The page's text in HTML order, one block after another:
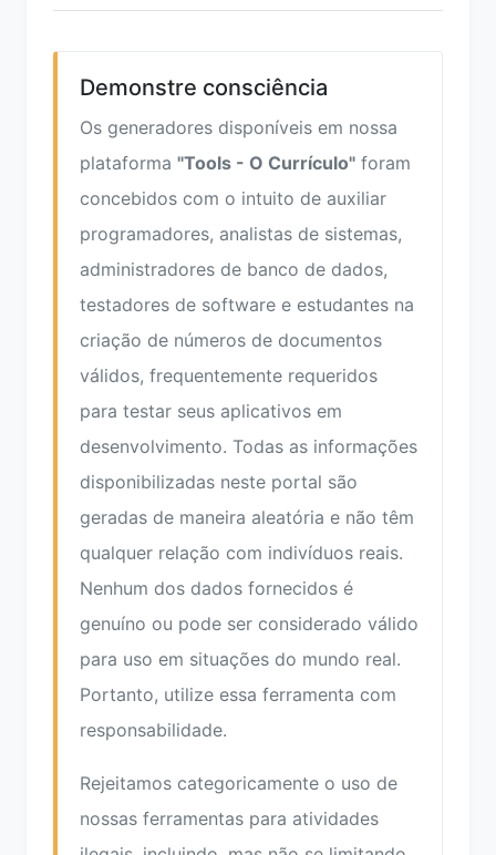
Demonstre consciência
Os generadores disponíveis em nossa
plataforma "Tools - O Currículo" foram
concebidos com o intuito de auxiliar
programadores, analistas de sistemas,
administradores de banco de dados,
testadores de software e estudantes na
criação de números de documentos
válidos, frequentemente requeridos
para testar seus aplicativos em
desenvolvimento. Todas as informações
disponibilizadas neste portal são
geradas de maneira aleatória e não têm
qualquer relação com indivíduos reais.
Nenhum dos dados fornecidos é
genuíno ou pode ser considerado válido
para uso em situações do mundo real.
Portanto, utilize essa ferramenta com
responsabilidade.
Rejeitamos categoricamente o uso de
nossas ferramentas para atividades